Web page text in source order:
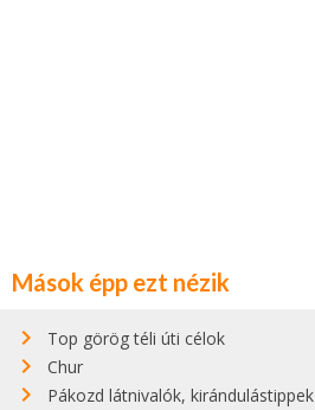
Mások épp ezt nézik
Top görög téli úti célok
Chur
Pákozd látnivalók, kirándulástippek